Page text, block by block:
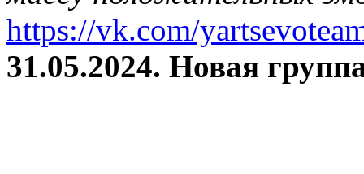
https://vk.com/
31.05.2024. Новая